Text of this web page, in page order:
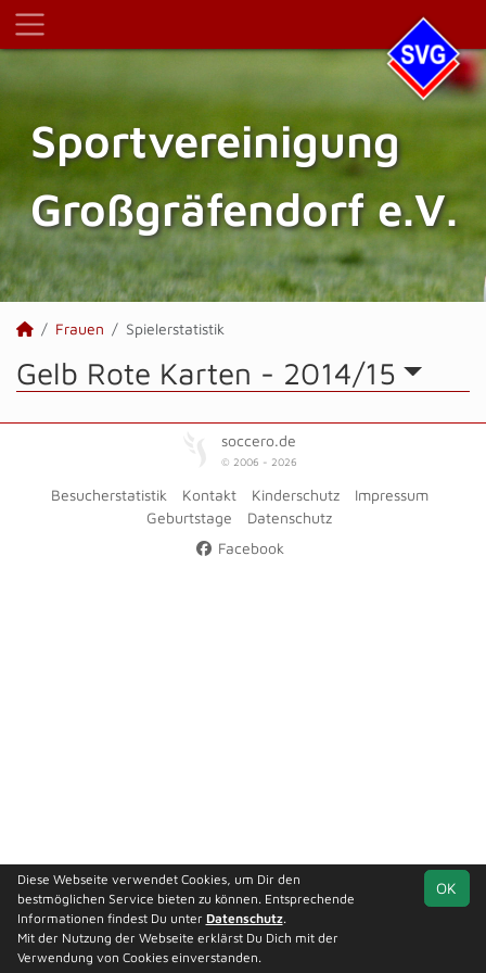
Sportvereinigung
Großgräfendorf e.V.
Frauen Spielerstatistik
Gelb Rote Karten - 2014/15
soccero.de
© 2006 - 2026
Besucherstatistik Kontakt Kinderschutz
Impressum
Geburtstage
Datenschutz
Facebook
OK
Diese Webseite verwendet Cookies, um Dir den
bestmöglichen Service bieten zu können. Entsprechende
Informationen findest Du unter Datenschutz.
Mit der Nutzung der Webseite erklärst Du Dich mit der
Verwendung von Cookies einverstanden.